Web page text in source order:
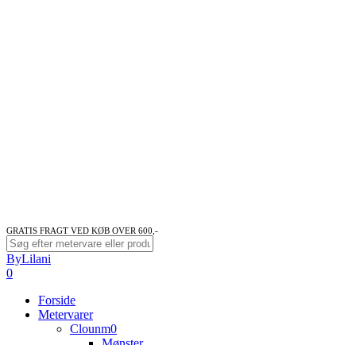
GRATIS FRAGT VED KØB OVER 600,-
Close
Search
ByLilani
search
account
0
Forside
Metervarer
Clounm0